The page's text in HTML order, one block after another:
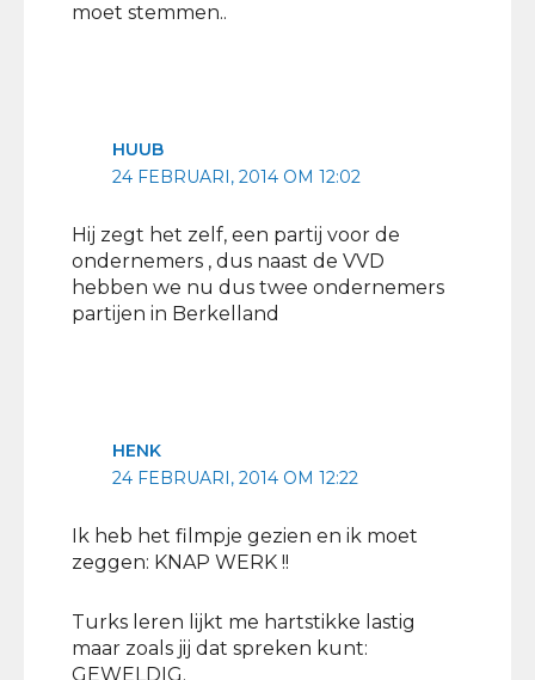
moet stemmen..
HUUB
24 FEBRUARI, 2014 OM 12:02
Hij zegt het zelf, een partij voor de
ondernemers , dus naast de VVD
hebben we nu dus twee ondernemers
partijen in Berkelland
HENK
24 FEBRUARI, 2014 OM 12:22
Ik heb het filmpje gezien en ik moet
zeggen: KNAP WERK !!
Turks leren lijkt me hartstikke lastig
maar zoals jij dat spreken kunt:
GEWELDIG.